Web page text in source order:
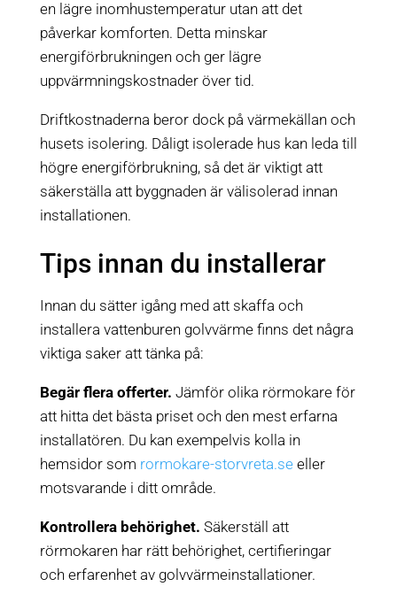
en lägre inomhustemperatur utan att det
påverkar komforten. Detta minskar
energiförbrukningen och ger lägre
uppvärmningskostnader över tid.
Driftkostnaderna beror dock på värmekällan och
husets isolering. Dåligt isolerade hus kan leda till
högre energiförbrukning, så det är viktigt att
säkerställa att byggnaden är välisolerad innan
installationen.
Tips innan du installerar
Innan du sätter igång med att skaffa och
installera vattenburen golvvärme finns det några
viktiga saker att tänka på:
Begär flera offerter. Jämför olika rörmokare för
att hitta det bästa priset och den mest erfarna
installatören. Du kan exempelvis kolla in
hemsidor som rormokare-storvreta.seeller
motsvarande i ditt område.
Kontrollera behörighet. Säkerställ att
rörmokaren har rätt behörighet, certifieringar
och erfarenhet av golvvärmeinstallationer.